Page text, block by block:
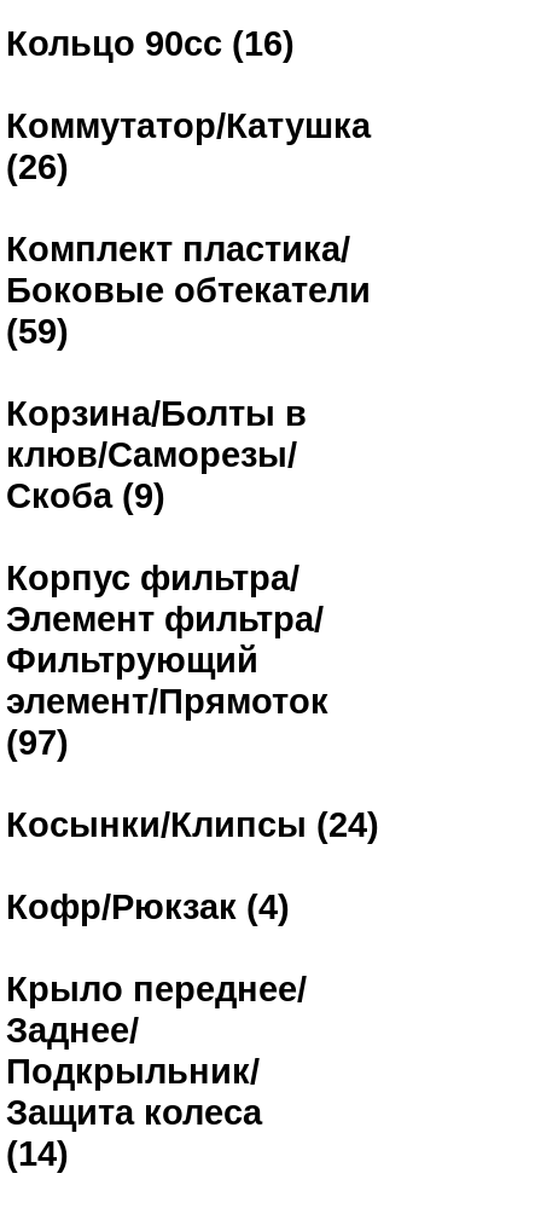
Кольцо 90сс (16)
Коммутатор/Катушка
(26)
Комплект пластика/
Боковые обтекатели
(59)
Корзина/Болты в
клюв/Саморезы/
Скоба (9)
Корпус фильтра/
Элемент фильтра/
Фильтрующий
элемент/Прямоток
(97)
Косынки/Клипсы (24)
Кофр/Рюкзак (4)
Крыло переднее/
Заднее/
Подкрыльник/
Защита колеса
(14)